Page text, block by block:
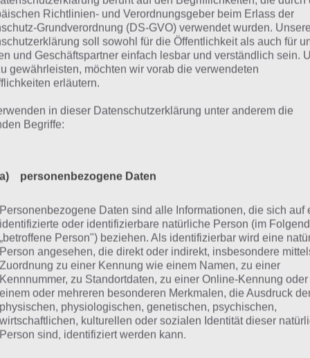
Die kleinen
Spiels sind eher
was Sie zu den
Das Spielsystem
irgendwo
Denn läufst du praktisch nur per Fingertipp durch
musst Feine töten (tolle Effekte) und kannst dich
Missionen mit Items, neuen Rüstungen und
umfangreichem Upgradesystem gehört auch ein
welches dir erst ab bestimmten Leveln
Beginnend mit verschiedenen Waffen, seltenen
verschlossen bleiben und endend mit weiteren
Richtlinien- und Verordnungsgeber beim Erlass der
Grundverordnung (DS-GVO) verwendet wurden. Unsere
soll sowohl für die Öffentlichkeit als auch für
und Geschäftspartner einfach lesbar und verständlich sein.
gewährleisten, möchten wir vorab die verwendeten
erläutern.
in dieser Datenschutzerklärung unter anderem die
Begriffe:
a) personenbezogene Daten
Personenbezogene Daten sind alle Informationen, die sich auf
identifizierte oder identifizierbare natürliche Person (im
„betroffene Person") beziehen. Als identifizierbar wird eine
Person angesehen, die direkt oder indirekt, insbesondere
Zuordnung zu einer Kennung wie einem Namen, zu einer
Kennnummer, zu Standortdaten, zu einer Online-Kennung oder
einem oder mehreren besonderen Merkmalen, die Ausdruck
physischen, physiologischen, genetischen, psychischen,
wirtschaftlichen, kulturellen oder sozialen Identität dieser
Person sind, identifiziert werden kann.